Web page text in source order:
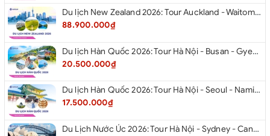
Du lịch New Zealand 2026: Tour Auckland - Waitomo - Taupo - Rotorua - Matamata - Hamilton
88.900.000₫
Du lịch Hàn Quốc 2026: Tour Hà Nội - Busan - Gyeongju - Seoul - Đảo Nami - Tàu Điện Ven Biển Haeundae - Cầu Kính Oryukdo - Làng Văn Hóa Huinnyeoul
20.500.000₫
Du lịch Hàn Quốc 2026: Tour Hà Nội - Seoul - Nami - Everland - Painter Show - Thư Viện Sách
17.500.000₫
Du Lịch Nước Úc 2026: Tour Hà Nội - Sydney - Canberra - Melbourne - Hà Nội